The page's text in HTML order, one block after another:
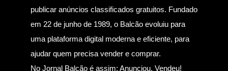
publicar anúncios classificados gratuitos. Fundado
em 22 de junho de 1989, o Balcão evoluiu para
uma plataforma digital moderna e eficiente, para
ajudar quem precisa vender e comprar.
No Jornal Balcão é assim: Anunciou, Vendeu!